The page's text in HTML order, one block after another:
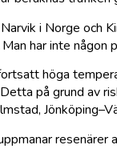
i Norge och
Man har inte
höga
på grund av